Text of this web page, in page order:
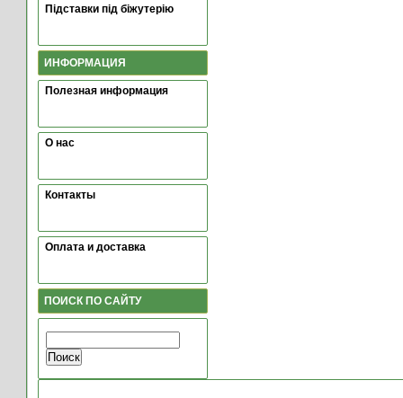
Підставки під біжутерію
ИНФОРМАЦИЯ
Полезная информация
О нас
Контакты
Оплата и доставка
ПОИСК ПО САЙТУ